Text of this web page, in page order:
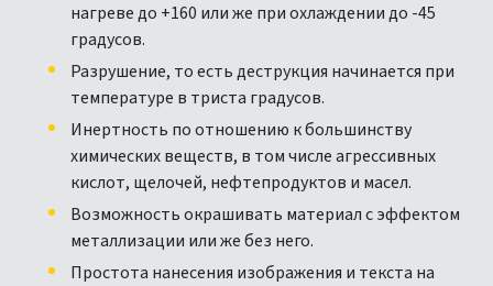
нагреве до +160 или же при охлаждении до -45
градусов.
Разрушение, то есть деструкция начинается при
температуре в триста градусов.
Инертность по отношению к большинству
химических веществ, в том числе агрессивных
кислот, щелочей, нефтепродуктов и масел.
Возможность окрашивать материал с эффектом
металлизации или же без него.
Простота нанесения изображения и текста на